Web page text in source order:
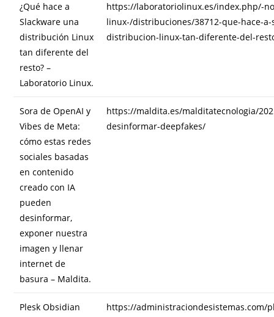
¿Qué hace a
Slackware una
distribución Linux
tan diferente del
resto? –
Laboratorio Linux.
https://laboratoriolinux.es/index.php/-
linux-/distribuciones/38712-que-hace-
distribucion-linux-tan-diferente-del-
Sora de OpenAI y
Vibes de Meta:
cómo estas redes
sociales basadas
en contenido
creado con IA
pueden
desinformar,
exponer nuestra
imagen y llenar
internet de
basura – Maldita.
https://maldita.es/malditatecnologia/
desinformar-deepfakes/
Plesk Obsidian
https://administraciondesistemas.com/